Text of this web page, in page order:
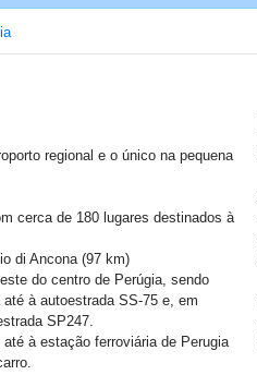
regional e o único na pequena
cerca de 180 lugares destinados à
di Ancona (97 km)
do centro de Perúgia, sendo
à autoestrada SS-75 e, em
SP247.
à estação ferroviária de Perugia